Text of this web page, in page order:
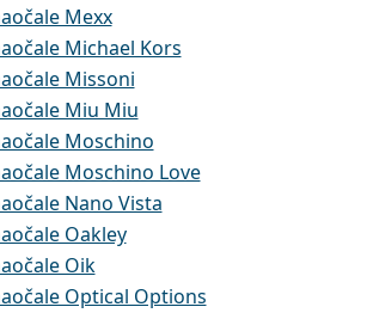
Mexx
Michael Kors
Missoni
Miu Miu
Moschino
Moschino Love
Nano Vista
Oakley
Oik
Optical Options